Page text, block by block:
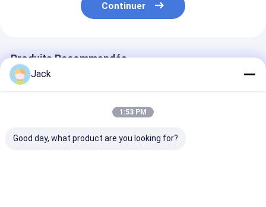
Continuer
Produits Recommandés
Jack
1:53 PM
Good day, what product are you looking for?